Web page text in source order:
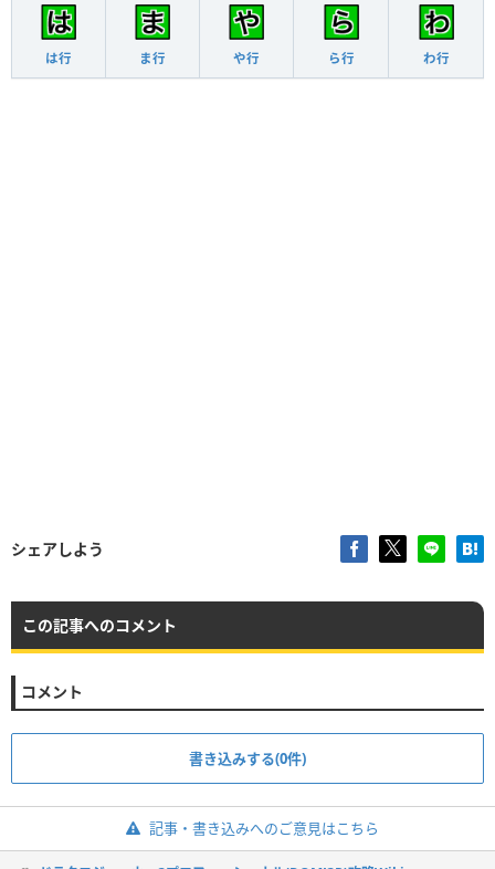
は行 ま行 や行 ら行 わ行
シェアしよう
この記事へのコメント
コメント
書き込みする(0件)
記事・書き込みへのご意見はこちら